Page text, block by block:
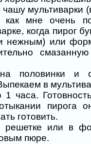
мультиварки
как мне очень
когда пирог
нежным) или
половинки и
в
часа.
пирога
готовить.
или в
пюре.